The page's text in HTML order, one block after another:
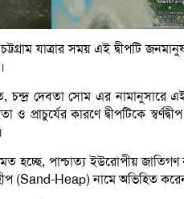
যাত্রার সময় এই দ্বীপটি
চন্দ্র দেবতা সোম এর নামানুসারে
ও প্রাচুর্যের কারণে দ্বীপটিকে
হচ্ছে, পাশ্চাত্য ইউরোপীয়
(Sand-Heap) নামে অভিহিত